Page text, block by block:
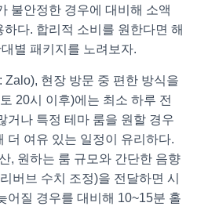
불안정한 경우에 대비해 소액
다. 합리적 소비를 원한다면 해
별 패키지를 노려보자.
Zalo), 현장 방문 중 편한 방식을
20시 이후)에는 최소 하루 전
거나 특정 테마 룸을 원할 경우
더 여유 있는 일정이 유리하다.
, 원하는 룸 규모와 간단한 음향
버브 수치 조정)을 전달하면 시
어질 경우를 대비해 10~15분 홀